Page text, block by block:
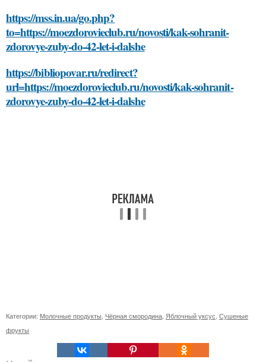
https://mss.in.ua/go.php?
to=https://moezdorovieclub.ru/novosti/kak-sohranit-
zdorovye-zuby-do-42-let-i-dalshe
https://bibliopovar.ru/redirect?
url=https://moezdorovieclub.ru/novosti/kak-sohranit-
zdorovye-zuby-do-42-let-i-dalshe
Категории: Молочные продукты Чёрная смородина Яблочный уксус Сушеные
фрукты